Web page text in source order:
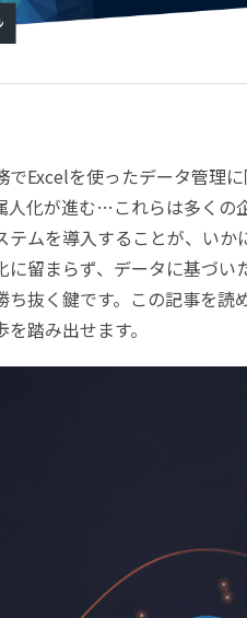
／営業支援／Eコマース
ータ分析／BI
でExcelを使ったデータ管理
人化が進む…これらは多くの
テムを導入することが、い
に留まらず、データに基づ
ち抜く鍵です。この記事を
踏み出せます。